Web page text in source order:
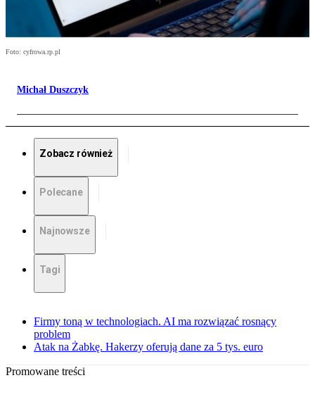
Foto: cyfrowa.rp.pl
Michał Duszczyk
Zobacz również
Polecane
Najnowsze
Tagi
Firmy toną w technologiach. AI ma rozwiązać rosnący
problem
Atak na Żabkę. Hakerzy oferują dane za 5 tys. euro
Promowane treści